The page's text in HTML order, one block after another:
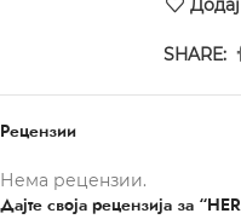
SHARE:
Рецензии
Нема рецензии.
Дајте своја рецензија за